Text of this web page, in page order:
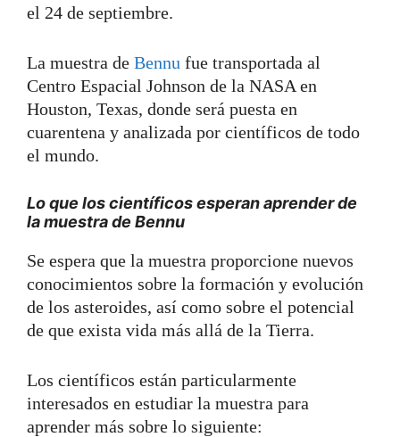
el 24 de septiembre.
La muestra de Bennu fue transportada al
Centro Espacial Johnson de la NASA en
Houston, Texas, donde será puesta en
cuarentena y analizada por científicos de todo
el mundo.
Lo que los científicos esperan aprender de
la muestra de Bennu
Se espera que la muestra proporcione nuevos
conocimientos sobre la formación y evolución
de los asteroides, así como sobre el potencial
de que exista vida más allá de la Tierra.
Los científicos están particularmente
interesados en estudiar la muestra para
aprender más sobre lo siguiente: